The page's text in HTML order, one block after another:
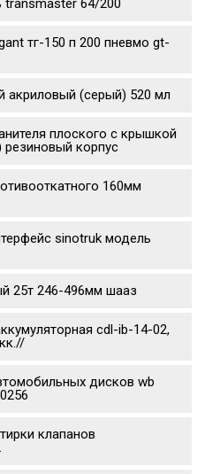
64/200
тг-150 п 200 пневмо gt-
акриловый (серый) 520 мл
плоского с крышкой
корпус
160мм
sinotruk модель
25т 246-496мм шааз
cdl-ib-14-02,
дисков wb
клапанов